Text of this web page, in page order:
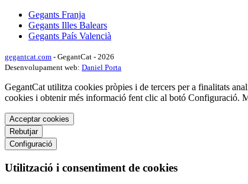
Gegants Franja
Gegants Illes Balears
Gegants País Valencià
gegantcat.com - GegantCat - 2026
Desenvolupament web: Daniel Porta
GegantCat utilitza cookies pròpies i de tercers per a finalitats
cookies i obtenir més informació fent clic al botó Configuració.
Acceptar cookies
Rebutjar
Configuració
Utilització i consentiment de cookies